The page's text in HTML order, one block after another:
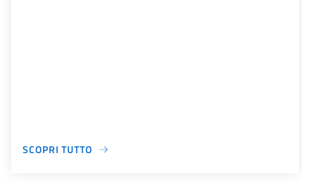
SCOPRI TUTTO